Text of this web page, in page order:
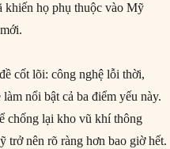
khiến họ phụ thuộc vào Mỹ
cốt lõi: công nghệ lỗi thời,
nổi bật cả ba điểm yếu này.
chống lại kho vũ khí thông
trở nên rõ ràng hơn bao giờ hết.